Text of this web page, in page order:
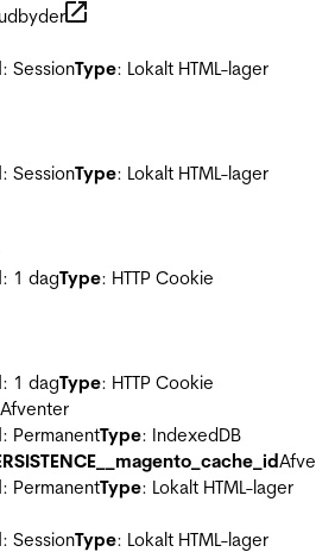
: SessionType: Lokalt HTML-lager
: SessionType: Lokalt HTML-lager
: 1 dagType: HTTP Cookie
: 1 dagType: HTTP Cookie
Afventer
: PermanentType: IndexedDB
: PermanentType: Lokalt HTML-lager
: SessionType: Lokalt HTML-lager